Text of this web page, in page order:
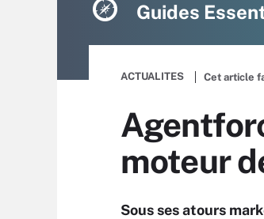
Guides
ACTUALITES Cet article
moteur
Sous ses atours